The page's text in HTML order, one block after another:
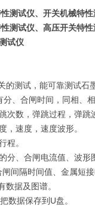
测试仪、开关机械特
测试仪、高压开关特
试仪
的测试，能可靠测试石
、合闸时间，同相、相
数，弹跳过程，弹跳
速度，速度波形。
程。
、合闸电流值、波形
间隔时间值、金属短接
数据及图谱。
数据保存到U盘。